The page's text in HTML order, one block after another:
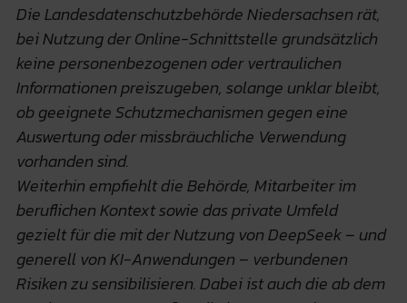
Die Landesdatenschutzbehörde Niedersachsen rät,
bei Nutzung der Online-Schnittstelle grundsätzlich
keine personenbezogenen oder vertraulichen
Informationen preiszugeben, solange unklar bleibt,
ob geeignete Schutzmechanismen gegen eine
Auswertung oder missbräuchliche Verwendung
vorhanden sind.
Weiterhin empfiehlt die Behörde, Mitarbeiter im
beruflichen Kontext sowie das private Umfeld
gezielt für die mit der Nutzung von DeepSeek – und
generell von KI-Anwendungen – verbundenen
Risiken zu sensibilisieren. Dabei ist auch die ab dem